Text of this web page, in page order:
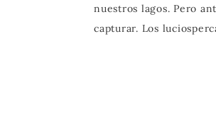
nuestros lagos. Pero
capturar. Los